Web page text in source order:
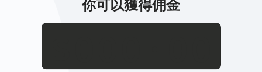
你可以獲得佣金
.